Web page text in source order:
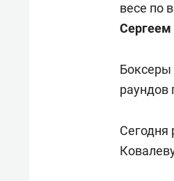
весе по
Боксеры
раундов
Сегодня
Падел, фитнес,
стал Меккой для